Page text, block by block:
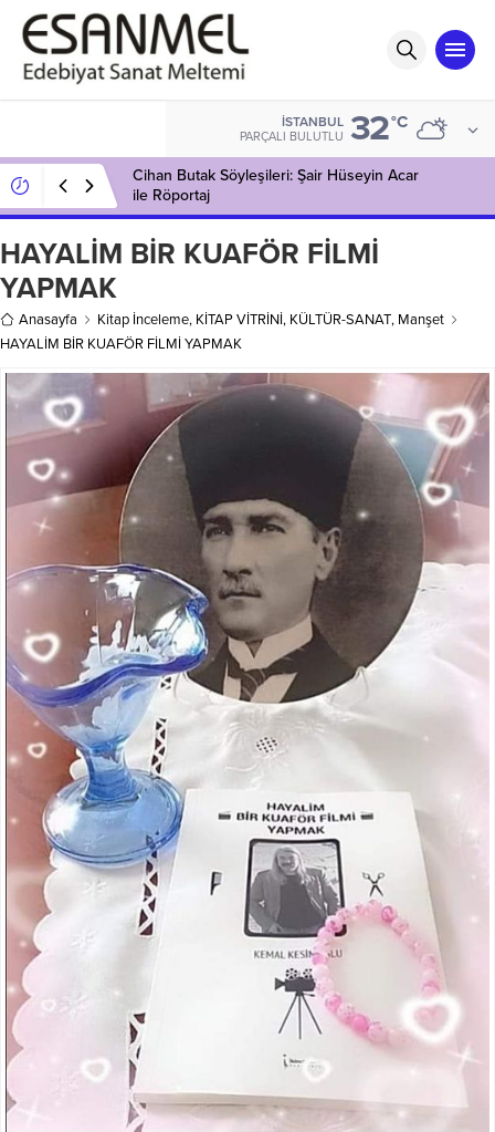
İSTANBUL
PARÇALI BULUTLU 32°C
Cihan Butak Söyleşileri: Şair Hüseyin Acar
ile Röportaj
HAYALİM BİR KUAFÖR FİLMİ
YAPMAK
Anasayfa Kitap İnceleme, KİTAP VİTRİNİ, KÜLTÜR-SANAT, Manşet
HAYALİM BİR KUAFÖR FİLMİ YAPMAK